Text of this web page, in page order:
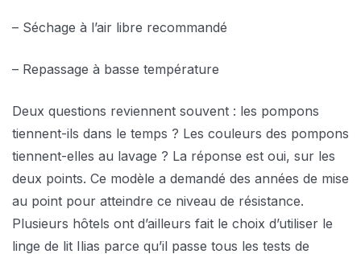
– Séchage à l’air libre recommandé
– Repassage à basse température
Deux questions reviennent souvent : les pompons
tiennent-ils dans le temps ? Les couleurs des pompons
tiennent-elles au lavage ? La réponse est oui, sur les
deux points. Ce modèle a demandé des années de mise
au point pour atteindre ce niveau de résistance.
Plusieurs hôtels ont d’ailleurs fait le choix d’utiliser le
linge de lit Ilias parce qu’il passe tous les tests de